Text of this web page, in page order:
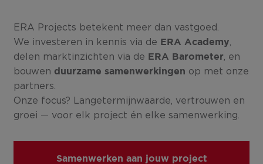
ERA Projects betekent meer dan vastgoed.
We investeren in kennis via de
ERA Academy
delen marktinzichten via de
ERA Barometer
, en
bouwen duurzame samenwerkingen op met onze
partners.
Onze focus? Langetermijnwaarde, vertrouwen en
groei — voor elk project én elke samenwerking.
Samenwerken aan jouw project